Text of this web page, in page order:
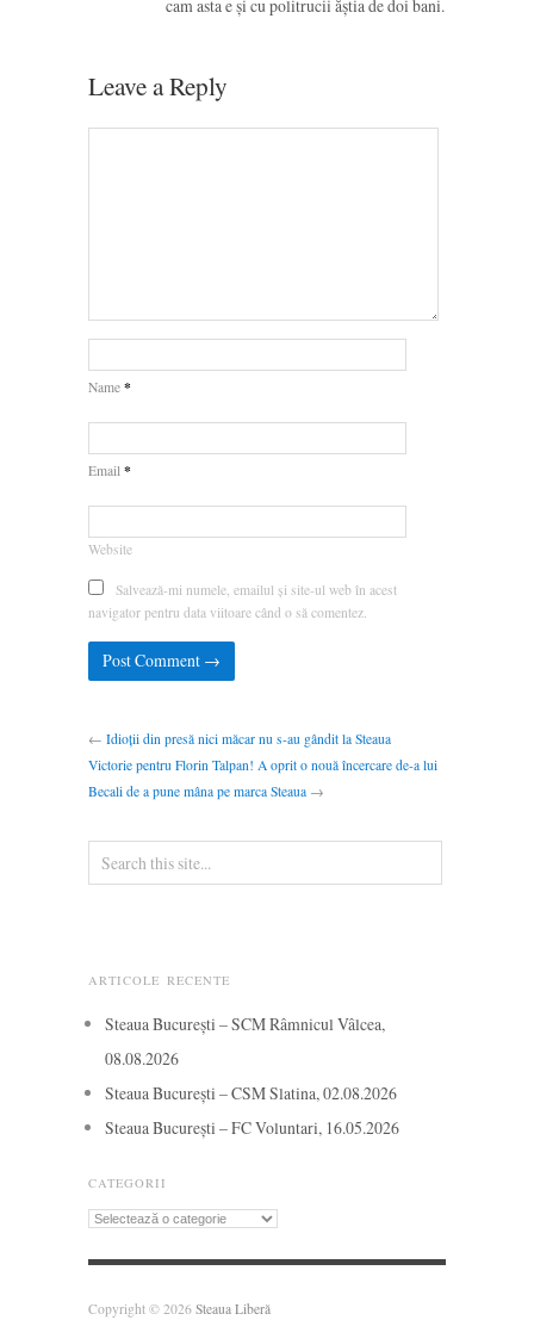
cam asta e și cu politrucii ăștia de doi bani.
Leave a Reply
Name *
Email *
Website
Salvează-mi numele, emailul și site-ul web în acest
navigator pentru data viitoare când o să comentez.
← Idioții din presă nici măcar nu s-au gândit la Steaua
Victorie pentru Florin Talpan! A oprit o nouă încercare de-a lui
Becali de a pune mâna pe marca Steaua →
ARTICOLE RECENTE
Steaua București – SCM Râmnicul Vâlcea,
08.08.2026
Steaua București – CSM Slatina, 02.08.2026
Steaua București – FC Voluntari, 16.05.2026
CATEGORII
Categorii
Copyright © 2026 Steaua Liberă